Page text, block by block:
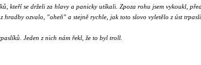
kteří se drželi za hlavy a panicky utíkali. Zpoza rohu jsem vykoukl,
ozvalo, "oheň" a stejně rychle, jak toto slovo vyletělo z úst
Jeden z nich nám řekl, že to byl troll.